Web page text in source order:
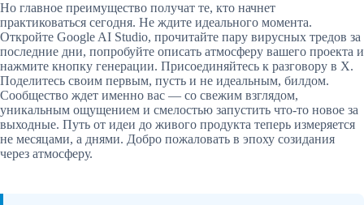
Но главное преимущество получат те, кто начнет
практиковаться сегодня. Не ждите идеального момента.
Откройте Google AI Studio, прочитайте пару вирусных тредов за
последние дни, попробуйте описать атмосферу вашего проекта и
нажмите кнопку генерации. Присоединяйтесь к разговору в X.
Поделитесь своим первым, пусть и не идеальным, билдом.
Сообщество ждет именно вас — со свежим взглядом,
уникальным ощущением и смелостью запустить что-то новое за
выходные. Путь от идеи до живого продукта теперь измеряется
не месяцами, а днями. Добро пожаловать в эпоху созидания
через атмосферу.